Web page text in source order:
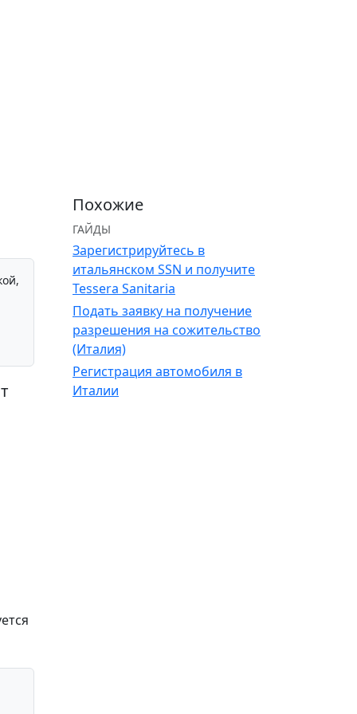
Похожие
ГАЙДЫ
Зарегистрируйтесь в
итальянском SSN и получите
Tessera Sanitaria
Подать заявку на получение
разрешения на сожительство
(Италия)
Регистрация автомобиля в
Италии